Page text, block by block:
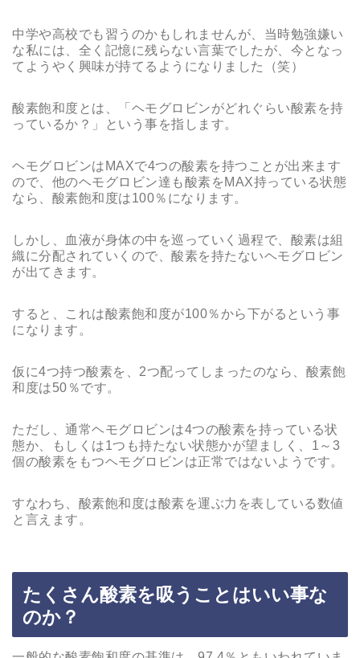
中学や高校でも習うのかもしれませんが、当時勉強嫌い
な私には、全く記憶に残らない言葉でしたが、今となっ
てようやく興味が持てるようになりました（笑）
酸素飽和度とは、「ヘモグロビンがどれぐらい酸素を持
っているか？」という事を指します。
ヘモグロビンはMAXで4つの酸素を持つことが出来ます
ので、他のヘモグロビン達も酸素をMAX持っている状態
なら、酸素飽和度は100％になります。
しかし、血液が身体の中を巡っていく過程で、酸素は組
織に分配されていくので、酸素を持たないヘモグロビン
が出てきます。
すると、これは酸素飽和度が100％から下がるという事
になります。
仮に4つ持つ酸素を、2つ配ってしまったのなら、酸素飽
和度は50％です。
ただし、通常ヘモグロビンは4つの酸素を持っている状
態か、もしくは1つも持たない状態かが望ましく、1～3
個の酸素をもつヘモグロビンは正常ではないようです。
すなわち、酸素飽和度は酸素を運ぶ力を表している数値
と言えます。
たくさん酸素を吸うことはいい事な
のか？